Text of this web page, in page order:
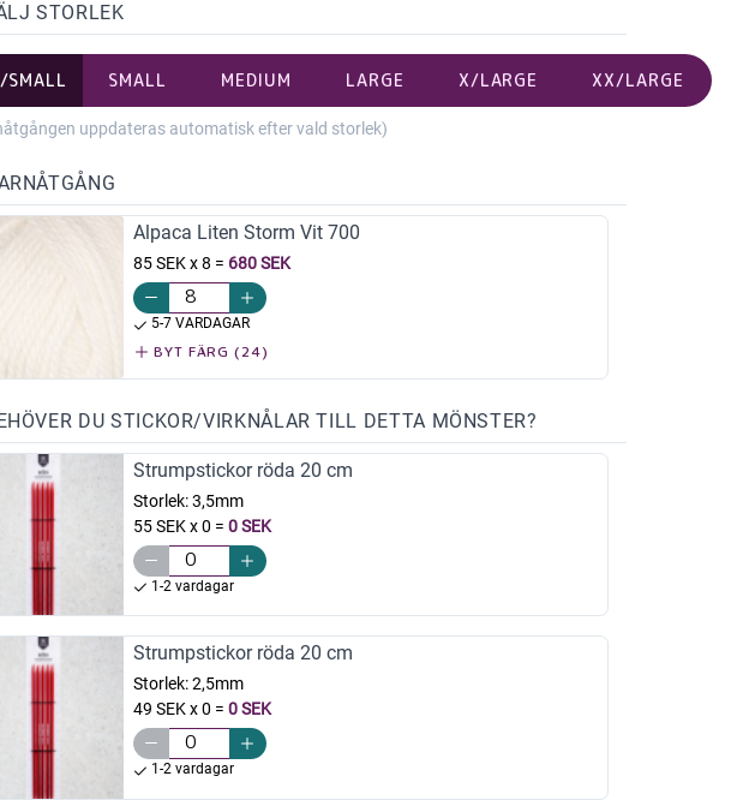
STORLEK
SMALL SMALL MEDIUM LARGE X/LARGE XX/LARGE
uppdateras automatisk efter vald storlek)
Alpaca Liten Storm Vit 700
85 SEK x 8 = 680 SEK
5-7 VARDAGAR
BYT FÄRG (24)
DU STICKOR/VIRKNÅLAR TILL DETTA MÖNSTER?
Strumpstickor röda 20 cm
Storlek:3,5mm
55 SEK x 0 = 0 SEK
1-2 vardagar
Strumpstickor röda 20 cm
Storlek:2,5mm
49 SEK x 0 = 0 SEK
1-2 vardagar